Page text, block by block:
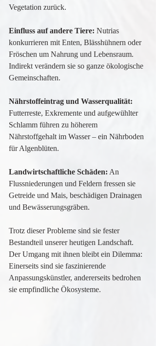
Vegetation zurück.
Einfluss auf andere Tiere: Nutrias
konkurrieren mit Enten, Blässhühnern oder
Fröschen um Nahrung und Lebensraum.
Indirekt verändern sie so ganze ökologische
Gemeinschaften.
Nährstoffeintrag und Wasserqualität:
Futterreste, Exkremente und aufgewühlter
Schlamm führen zu höherem
Nährstoffgehalt im Wasser – ein Nährboden
für Algenblüten.
Landwirtschaftliche Schäden: An
Flussniederungen und Feldern fressen sie
Getreide und Mais, beschädigen Drainagen
und Bewässerungsgräben.
Trotz dieser Probleme sind sie fester
Bestandteil unserer heutigen Landschaft.
Der Umgang mit ihnen bleibt ein Dilemma:
Einerseits sind sie faszinierende
Anpassungskünstler, andererseits bedrohen
sie empfindliche Ökosysteme.